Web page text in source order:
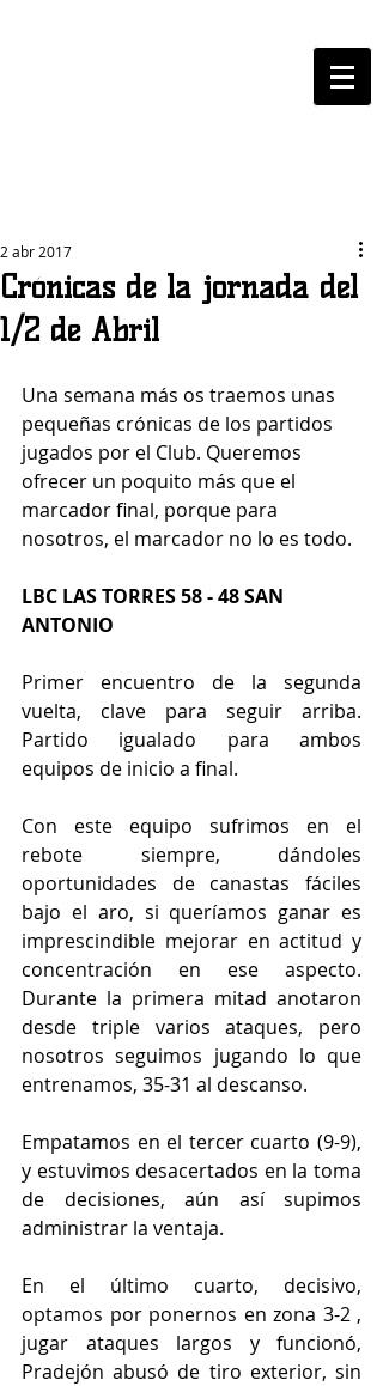
Crónicas de la jornada del
1/2 de Abril
2 abr 2017
Una semana más os traemos unas
pequeñas crónicas de los partidos
jugados por el Club. Queremos
ofrecer un poquito más que el
marcador final, porque para
nosotros, el marcador no lo es todo.
LBC LAS TORRES 58 - 48 SAN
ANTONIO
Primer encuentro de la segunda
vuelta, clave para seguir arriba.
Partido igualado para ambos
equipos de inicio a final.
Con este equipo sufrimos en el
rebote siempre, dándoles
oportunidades de canastas fáciles
bajo el aro, si queríamos ganar es
imprescindible mejorar en actitud y
concentración en ese aspecto.
Durante la primera mitad anotaron
desde triple varios ataques, pero
nosotros seguimos jugando lo que
entrenamos, 35-31 al descanso.
Empatamos en el tercer cuarto (9-9),
y estuvimos desacertados en la toma
de decisiones, aún así supimos
administrar la ventaja.
En el último cuarto, decisivo,
optamos por ponernos en zona 3-2 ,
jugar ataques largos y funcionó,
Pradejón abusó de tiro exterior, sin